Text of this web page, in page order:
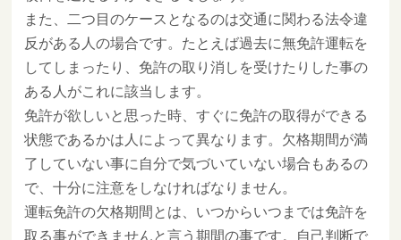
また、二つ目のケースとなるのは交通に関わる法令違
反がある人の場合です。たとえば過去に無免許運転を
してしまったり、免許の取り消しを受けたりした事の
ある人がこれに該当します。
免許が欲しいと思った時、すぐに免許の取得ができる
状態であるかは人によって異なります。欠格期間が満
了していない事に自分で気づいていない場合もあるの
で、十分に注意をしなければなりません。
運転免許の欠格期間とは、いつからいつまでは免許を
取る事ができませんと言う期間の事です。自己判断で